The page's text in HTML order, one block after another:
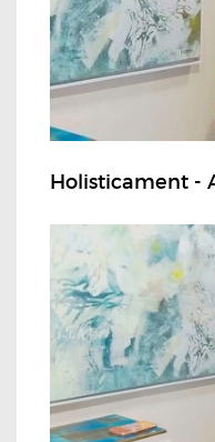
Holisticament -